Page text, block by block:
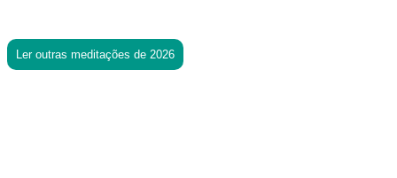
Ler outras meditações de 2026